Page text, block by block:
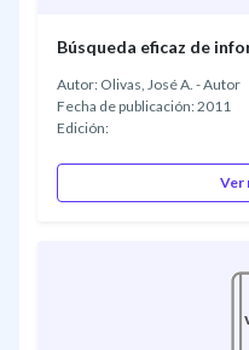
Búsqueda eficaz de
Autor: Olivas, José A. - Autor
Fecha de publicación: 2011
Edición:
Ver